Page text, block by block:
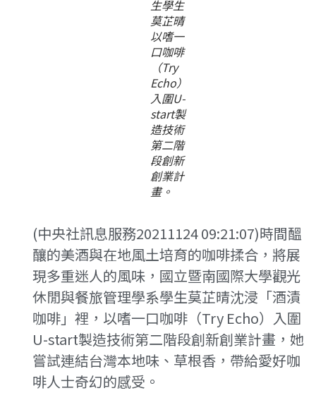
生學生
莫芷晴
以嗜一
口咖啡
（Try
Echo）
入圍U-
start製
造技術
第二階
段創新
創業計
畫。
(中央社訊息服務20211124 09:21:07)時間醞
釀的美酒與在地風土培育的咖啡揉合，將展
現多重迷人的風味，國立暨南國際大學觀光
休閒與餐旅管理學系學生莫芷晴沈浸「酒漬
咖啡」裡，以嗜一口咖啡（Try Echo）入圍
U-start製造技術第二階段創新創業計畫，她
嘗試連結台灣本地味、草根香，帶給愛好咖
啡人士奇幻的感受。